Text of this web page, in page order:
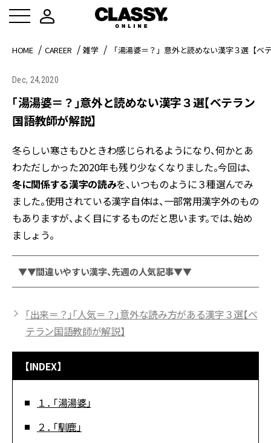
HOME CAREER 雑学 「湯湯婆＝？」意外と読めない漢字３選【ベ
Dec, 24,2020
「湯湯婆＝？」意外と読めない漢字３選【ベテラン
国語教師が解説】
冬らしい寒さもひときわ感じられるようになり、何かとあ
わただしかった2020年も残り少なくなりました。今回は、
冬に関係する漢字の読みを、いつものように３種選んでみ
ました。使用されている漢字自体は、一部常用漢字外のもの
もありますが、よく目にするものだと思います。では、始め
ましょう。
▼▼間違いやすい漢字、先週の人気記事▼▼
「出来＝？」「人気＝？」意外な読み方がある漢字３選【ベ
テラン国語教師が解説】
【INDEX】
１． 「湯湯婆」
２． 「馴鹿」